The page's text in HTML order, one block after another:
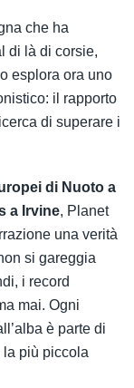
che ha
di là di corsie,
esplora ora uno
il rapporto
di superare i
di Nuoto a
a Irvine, Planet
una verità
si gareggia
i record
mai. Ogni
è parte di
la più piccola